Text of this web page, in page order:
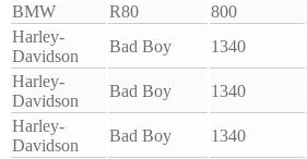
BMW
R80 800
Harley-
Davidson
Bad Boy 1340
Harley-
Davidson
Bad Boy 1340
Harley-
Davidson
Bad Boy 1340